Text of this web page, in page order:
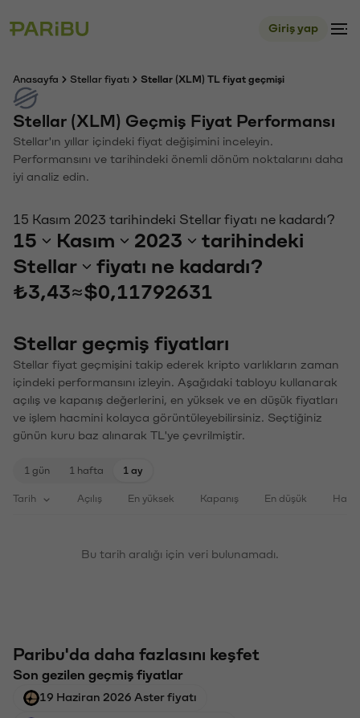
Giriş yap
Anasayfa Stellar fiyatı Stellar (XLM) TL fiyat geçmişi
Stellar (XLM) Geçmiş Fiyat Performansı
Stellar'ın yıllar içindeki fiyat değişimini inceleyin.
Performansını ve tarihindeki önemli dönüm noktalarını daha
iyi analiz edin.
15 Kasım 2023 tarihindeki Stellar fiyatı ne kadardı?
15 Kasım 2023
tarihindeki
Stellar
fiyatı ne kadardı?
₺3,43≈$0,11792631
Stellar geçmiş fiyatları
Stellar fiyat geçmişini takip ederek kripto varlıkların zaman
içindeki performansını izleyin. Aşağıdaki tabloyu kullanarak
açılış ve kapanış değerlerini, en yüksek ve en düşük fiyatları
ve işlem hacmini kolayca görüntüleyebilirsiniz. Seçtiğiniz
günün kuru baz alınarak TL'ye çevrilmiştir.
1 gün 1 hafta 1 ay
Tarih Açılış En yüksek Kapanış En düşük
Bu tarih aralığı için veri bulunamadı.
Paribu'da daha fazlasını keşfet
Son gezilen geçmiş fiyatlar
19 Haziran 2026 Aster fiyatı